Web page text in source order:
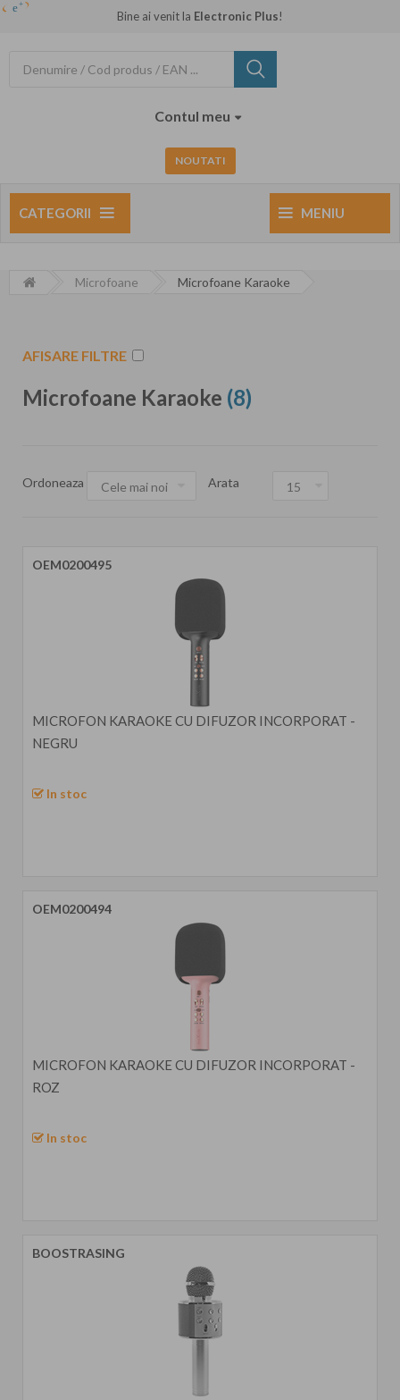
Bine ai venit la Electronic Plus!
Contul meu
NOUTATI
CATEGORII MENIU
Microfoane Microfoane Karaoke
AFISARE FILTRE
Microfoane Karaoke (8)
Ordoneaza Arata
OEM0200495
MICROFON KARAOKE CU DIFUZOR INCORPORAT -
NEGRU
In stoc
OEM0200494
MICROFON KARAOKE CU DIFUZOR INCORPORAT -
ROZ
In stoc
BOOSTRASING